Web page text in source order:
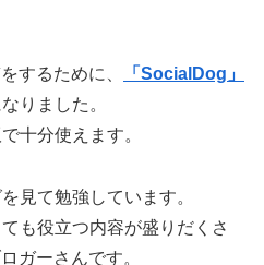
するために、
「SocialDog」
りました。
十分使えます。
見て勉強しています。
も役立つ内容が盛りだくさ
ガーさんです。